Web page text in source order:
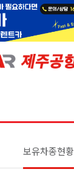
보유차종현황